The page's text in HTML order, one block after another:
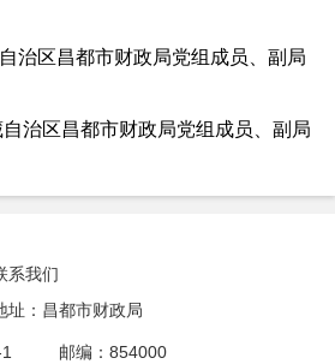
治区昌都市财政局党组成员、副局
昌都市财政局党组成员、副局
系我们
：昌都市财政局
邮编：854000